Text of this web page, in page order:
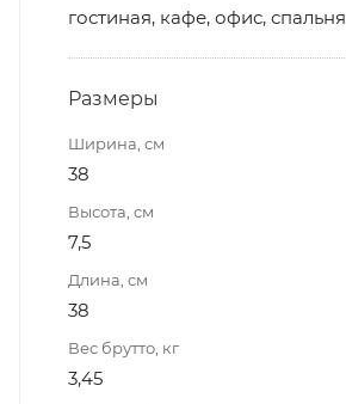
гостиная, кафе, офис, спальня
Размеры
Ширина, см
38
Высота, см
7,5
Длина, см
38
Вес брутто, кг
3,45